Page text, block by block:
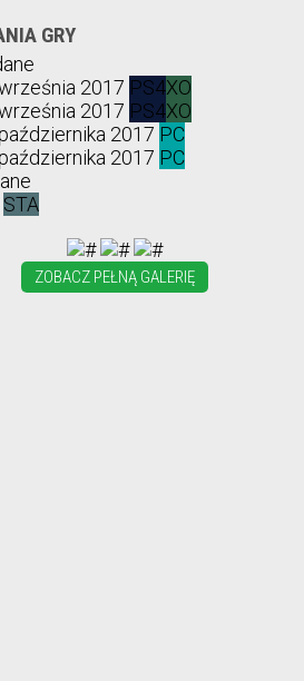
GRY
2017 PS4XO
2017 PS4XO
2017 PC
2017 PC
STA
ZOBACZ PEŁNĄ GALERIĘ